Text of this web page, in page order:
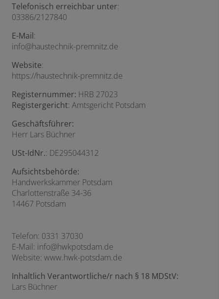
Telefonisch erreichbar unter:
03386/2127840
E-Mail:
info@haustechnik-premnitz.de
Website:
https://haustechnik-premnitz.de
Registernummer: HRB 27023
Registergericht: Amtsgericht Potsdam
Geschäftsführer:
Herr Lars Büchner
USt-IdNr.: DE295044312
Aufsichtsbehörde:
Handwerkskammer Potsdam
Charlottenstraße 34-36
14467 Potsdam
Telefon: 0331 37030
E-Mail: info@hwkpotsdam.de
Website: www.hwk-potsdam.de
Inhaltlich Verantwortliche/r nach § 18 MDStV:
Lars Büchner